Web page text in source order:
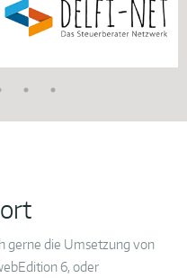
gerne die Umsetzung von
6, oder